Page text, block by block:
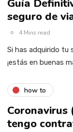
Guía
seguro de
4 Mins read
Si has adquirido tu
¡estás en buenas
how to
Coronavirus
tengo